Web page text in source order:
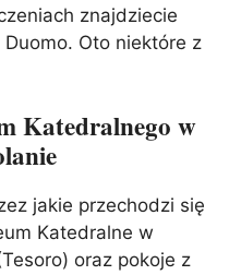
znajdziecie
Oto niektóre z
Katedralnego w
jakie przechodzi się
Katedralne w
oraz pokoje z